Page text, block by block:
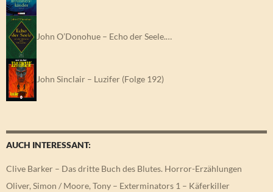
John O’Donohue – Echo der Seele.…
John Sinclair – Luzifer (Folge 192)
AUCH INTERESSANT:
Clive Barker – Das dritte Buch des Blutes. Horror-Erzählungen
Oliver, Simon / Moore, Tony – Exterminators 1 – Käferkiller